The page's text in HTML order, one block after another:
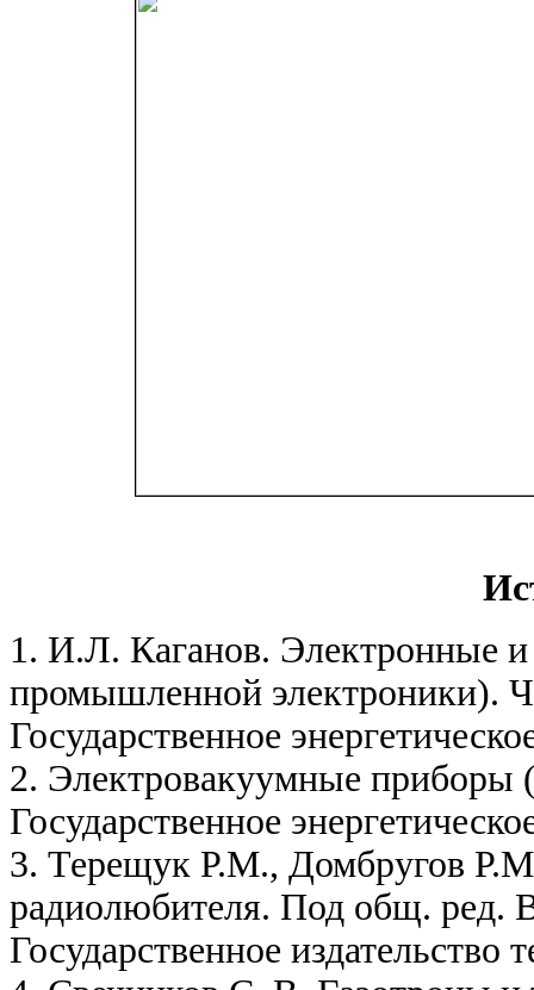
1. И.Л. Каганов. Электронные
промышленной электроники).
Государственное
2. Электровакуумные
Государственное
3. Терещук Р.М., Домбругов
радиолюбителя. Под общ. ред.
Государственное